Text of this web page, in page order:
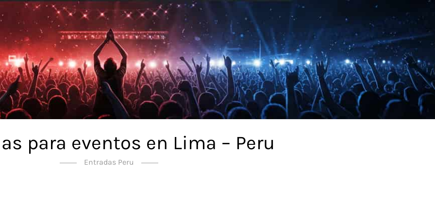
para eventos en Lima – Peru
Entradas Peru